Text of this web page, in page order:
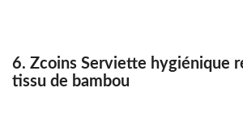
6. Zcoins Serviette hygiénique
tissu de bambou